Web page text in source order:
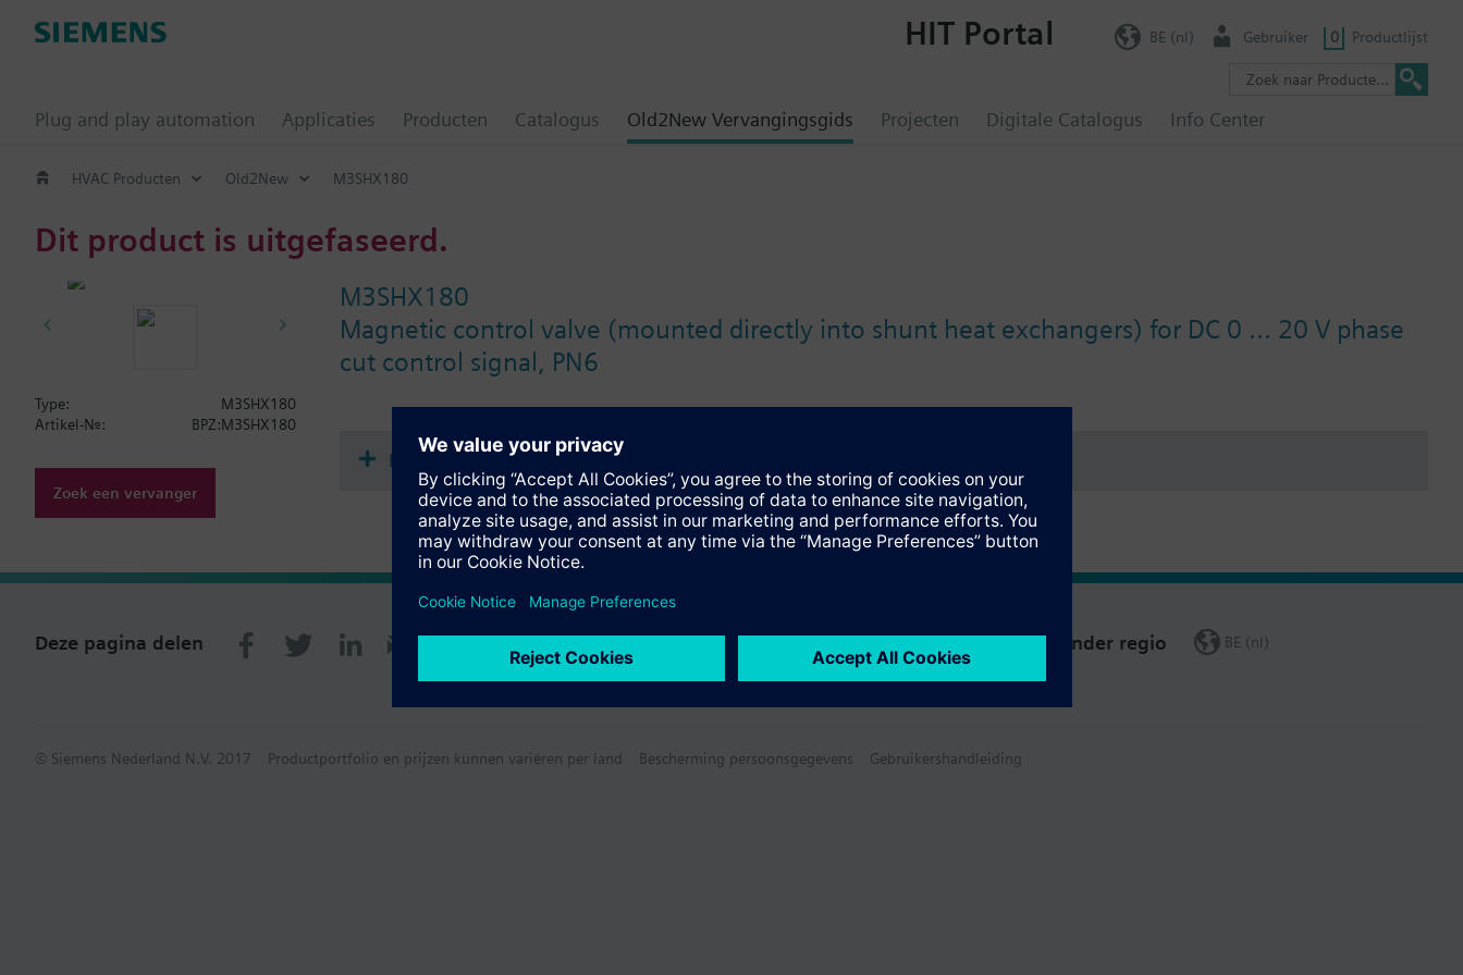
Plug and play automation Applicaties Producten Catalogus Old2New Vervangingsgids Projecten Digitale Catalogus Info Center
HIT Portal BE (nl) Gebruiker 0 Productlijst
HVAC Producten Old2New M3SHX180
Dit product is uitgefaseerd.
M3SHX180
Magnetic control valve (mounted directly into shunt heat exchangers) for DC 0 ... 20 V phase
cut control signal, PN6
Type:
M3SHX180
Artikel-Nr.:
BPZ:M3SHX180
Zoek een vervanger
Documenten
Deze pagina delen Verander regio BE (nl)
© Siemens Nederland N.V. 2017 Productportfolio en prijzen kunnen variëren per land Bescherming persoonsgegevens Gebruikershandleiding